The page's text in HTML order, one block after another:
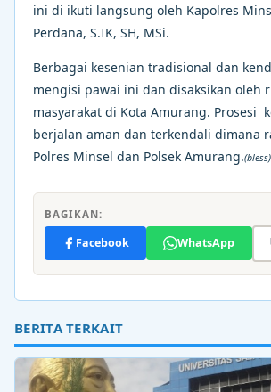
ini di ikuti langsung oleh Kapolres
Perdana, S.IK, SH, MSi.
Berbagai kesenian tradisional dan
mengisi pawai ini dan disaksikan oleh
masyarakat di Kota Amurang. Prosesi
berjalan aman dan terkendali dimana
Polres Minsel dan Polsek Amurang.(bless)
BAGIKAN:
Facebook WhatsApp
BERITA TERKAIT